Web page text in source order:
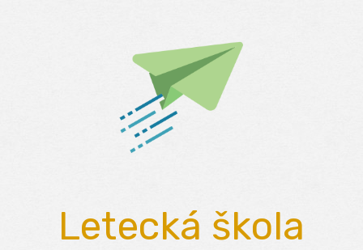
Letecká škola